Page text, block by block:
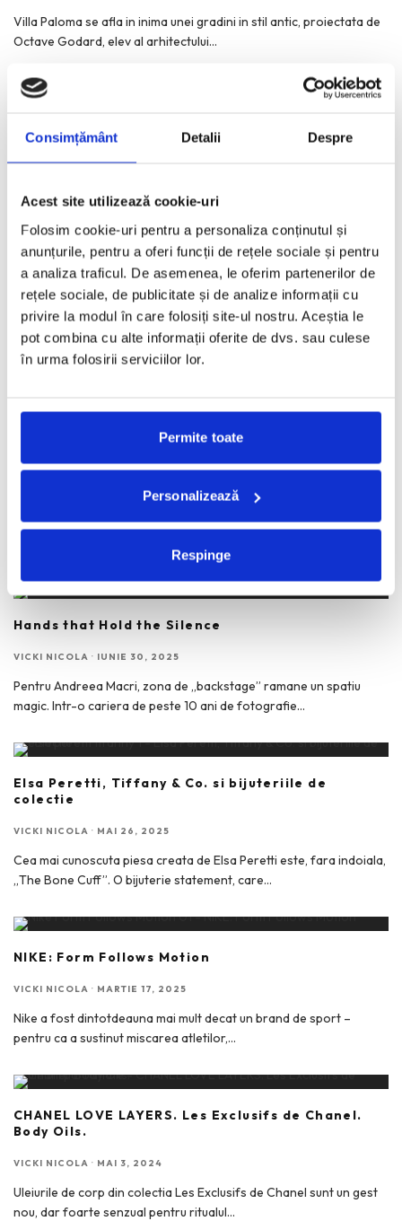
Consimțământ Detalii Despre
Acest site utilizează cookie-uri
Folosim cookie-uri pentru a personaliza conținutul și
anunțurile, pentru a oferi funcții de rețele sociale și pentru
a analiza traficul. De asemenea, le oferim partenerilor de
rețele sociale, de publicitate și de analize informații cu
privire la modul în care folosiți site-ul nostru. Aceștia le
pot combina cu alte informații oferite de dvs. sau culese
în urma folosirii serviciilor lor.
Permite toate
Personalizează
Respinge
Villa Paloma se afla in inima unei gradini in stil antic, proiectata de
Octave Godard, elev al arhitectului...
sport si emancipare vestimentara
VICKI NICOLA · AUGUST 1, 2025
Albastrul intens al marii linistite si cerul luminos l-au inspirat pe
Vanessa Nicolae, doctorul care te face sa vezi
bine. Si binele.
VICKI NICOLA · IULIE 29, 2025
Andreea Caranda, a life of live
IULIE 14, 2025
Andreea Caranda, producatorul executiv de la „Vorbeste Lumea”,
aniverseaza azi, impreuna cu echipa ei, 10 ani de emisiune.
Hands that Hold the Silence
VICKI NICOLA · IUNIE 30, 2025
Pentru Andreea Macri, zona de „backstage” ramane un spatiu
magic. Intr-o cariera de peste 10 ani de fotografie...
Elsa Peretti, Tiffany & Co. si bijuteriile de
colectie
VICKI NICOLA · MAI 26, 2025
Cea mai cunoscuta piesa creata de Elsa Peretti este, fara indoiala,
„The Bone Cuff”. O bijuterie statement, care...
NIKE: Form Follows Motion
VICKI NICOLA · MARTIE 17, 2025
Nike a fost dintotdeauna mai mult decat un brand de sport –
pentru ca a sustinut miscarea atletilor,...
CHANEL LOVE LAYERS. Les Exclusifs de Chanel.
Body Oils.
VICKI NICOLA · MAI 3, 2024
Uleiurile de corp din colectia Les Exclusifs de Chanel sunt un gest
nou, dar foarte senzual pentru ritualul...